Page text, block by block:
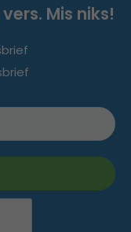
Mis niks!